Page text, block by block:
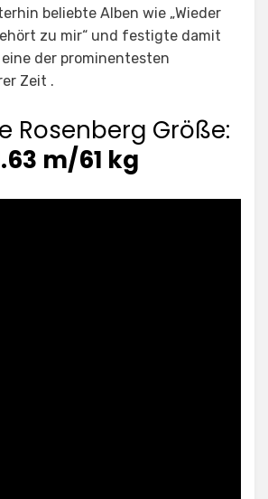
beliebte Alben wie „Wieder
zu mir“ und festigte damit
der prominentesten
Zeit .
Rosenberg Größe:
m/61 kg